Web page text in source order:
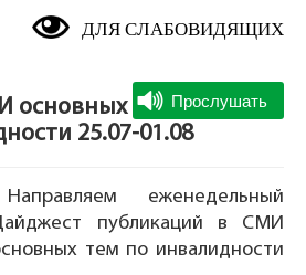
ДЛЯ СЛАБОВИДЯЩИХ
основных
25.07-01.08
Направляем еженедельный
публикаций в СМИ
тем по инвалидности